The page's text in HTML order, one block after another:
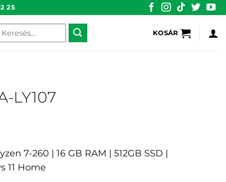
25
KOSÁR
LY107
7-260 | 16 GB RAM | 512GB SSD |
11 Home